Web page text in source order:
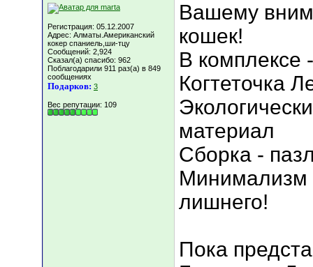
Регистрация: 05.12.2007
Адрес: Алматы.Американский
кокер спаниель,ши-тцу
Сообщений: 2,924
Сказал(а) спасибо: 962
Поблагодарили 911 раз(а) в 849
сообщениях
Подарков: 3
Вес репутации: 109
Вашему
кошек!
В комплексе
Когтеточка
материал
Сборка -
Минимализм
лишнего!
Пока